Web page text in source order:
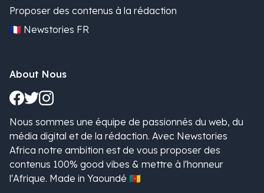
Proposer des contenus à la rédaction
🇫🇷 Newstories FR
About Nous
Nous sommes une équipe de passionnés du web, du
média digital et de la rédaction. Avec Newstories
Africa notre ambition est de vous proposer des
contenus 100% good vibes & mettre à l'honneur
l'Afrique. Made in Yaoundé 🇨🇲